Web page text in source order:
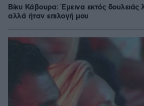
Βίκυ Κάβουρα: Έμεινα εκτός
αλλά ήταν επιλογή μου